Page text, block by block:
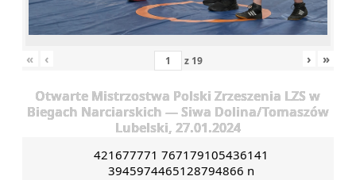
« ‹ z 19 › »
Otwarte Mistrzostwa Polski Zrzeszenia LZS w
Biegach Narciarskich — Siwa Dolina/Tomaszów
Lubelski, 27.01.2024
421677771 767179105436141
3945974465128794866 n